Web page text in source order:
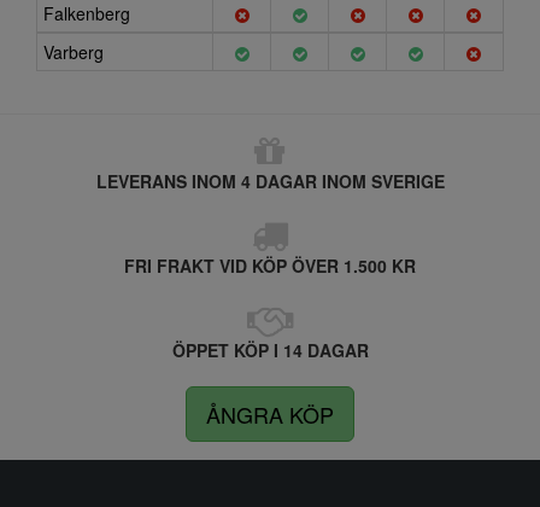
Falkenberg
Varberg
LEVERANS INOM 4 DAGAR INOM SVERIGE
FRI FRAKT VID KÖP ÖVER 1.500 KR
ÖPPET KÖP I 14 DAGAR
ÅNGRA KÖP